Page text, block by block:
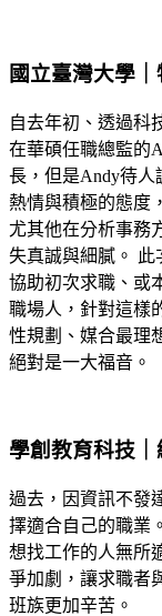
國立臺灣大學
自去年初、透過科
在華碩任職總監的
長，但是Andy待
熱情與積極的態度
尤其他在分析事務
失真誠與細膩。 此
協助初次求職、或
職場人，針對這樣
性規劃、媒合最理
絕對是一大福音。
學創教育科技
過去，因資訊不發
擇適合自己的職業
想找工作的人無所
爭加劇，讓求職者
班族更加辛苦。